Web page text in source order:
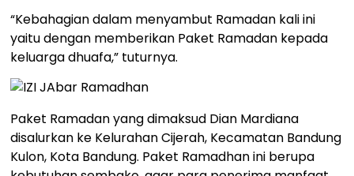
“Kebahagian dalam menyambut Ramadan kali ini
yaitu dengan memberikan Paket Ramadan kepada
keluarga dhuafa,” tuturnya.
Paket Ramadan yang dimaksud Dian Mardiana
disalurkan ke Kelurahan Cijerah, Kecamatan Bandung
Kulon, Kota Bandung. Paket Ramadhan ini berupa